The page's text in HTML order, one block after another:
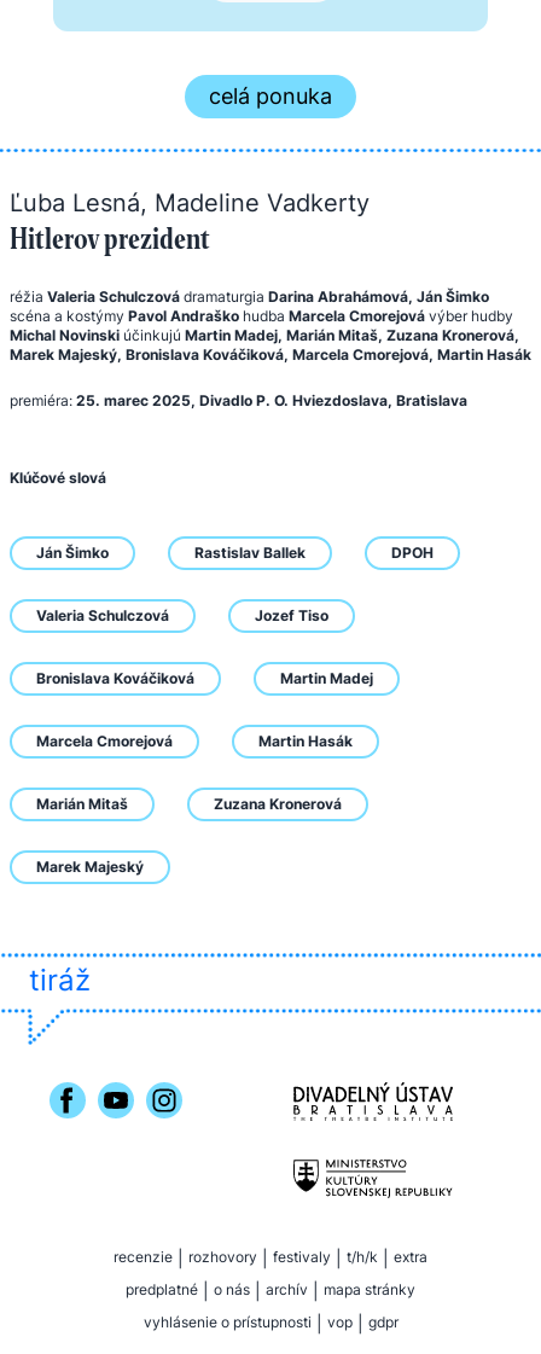
celá ponuka
Ľuba Lesná, Madeline Vadkerty
Hitlerov prezident
réžia Valeria Schulczová dramaturgia Darina Abrahámová, Ján Šimko
scéna a kostýmy Pavol Andraško hudba Marcela Cmorejová výber hudby
Michal Novinski účinkujú Martin Madej, Marián Mitaš, Zuzana Kronerová,
Marek Majeský, Bronislava Kováčiková, Marcela Cmorejová, Martin Hasák
premiéra: ‍25. marec 2025, Divadlo P. O. Hviezdoslava, Bratislava
Klúčové slová
Ján Šimko Rastislav Ballek DPOH
Valeria Schulczová Jozef Tiso
Bronislava Kováčiková Martin Madej
Marcela Cmorejová Martin Hasák
Marián Mitaš Zuzana Kronerová
Marek Majeský
tiráž
recenzie rozhovory festivaly t/h/k
extra
predplatné
o nás archív
mapa stránky
vyhlásenie o prístupnosti
vop gdpr